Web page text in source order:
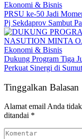
Ekonomi & Bisnis
PRSU ke-50 Jadi
Pj Sekdaprov Sambut
Ekonomi & Bisnis
Dukung Program Tiga
Perkuat Sinergi di Sumut
Tinggalkan Balasan
Alamat email Anda
ditandai *